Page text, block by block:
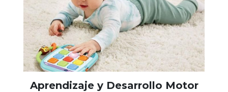
Aprendizaje y Desarrollo Motor